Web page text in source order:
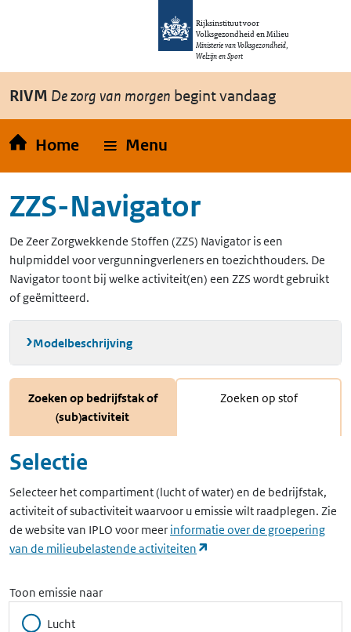
Overslaan en naar de inhoud gaan
Rijksinstituut voor
Volksgezondheid en Milieu
Ministerie van Volksgezondheid,
Welzijn en Sport
RIVM De zorg van morgen begint vandaag
Home Menu
ZZS-Navigator
De Zeer Zorgwekkende Stoffen (ZZS) Navigator is een
hulpmiddel voor vergunningverleners en toezichthouders. De
Navigator toont bij welke activiteit(en) een ZZS wordt gebruikt
of geëmitteerd.
Modelbeschrijving
Zoeken op bedrijfstak of
(sub)activiteit
Zoeken op stof
Selectie
Selecteer het compartiment (lucht of water) en de bedrijfstak,
activiteit of subactiviteit waarvoor u emissie wilt raadplegen. Zie
de website van IPLO voor meer informatie over de groepering
van de milieubelastende activiteiten
Toon emissie naar
Lucht